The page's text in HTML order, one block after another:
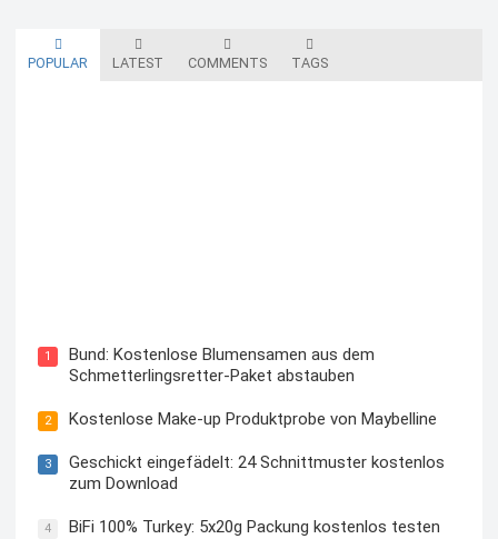
POPULAR LATEST COMMENTS TAGS
1
Bund: Kostenlose Blumensamen aus dem
Schmetterlingsretter-Paket abstauben
2 Kostenlose Make-up Produktprobe von Maybelline
3
Geschickt eingefädelt: 24 Schnittmuster kostenlos
zum Download
4 BiFi 100% Turkey: 5x20g Packung kostenlos testen